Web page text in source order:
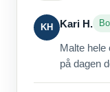
KH Kari H.
Malte hele
på dagen